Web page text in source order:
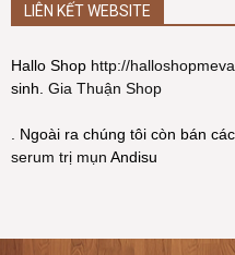
LIÊN KẾT WEBSITE
Hallo Shop http://
sinh. Gia Thuận Shop
. Ngoài ra chúng tôi còn bán
serum trị mụn Andisu